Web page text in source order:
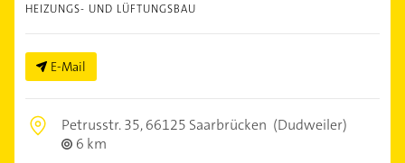
HEIZUNGS- UND LÜFTUNGSBAU
E-Mail
Petrusstr. 35,66125 Saarbrücken (Dudweiler)
6 km